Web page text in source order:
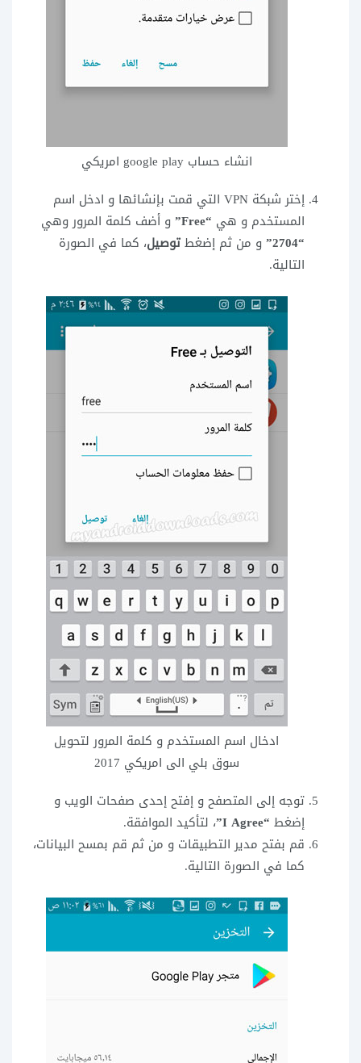
انشاء حساب google play امريكي
إختر شبكة VPN التي قمت بإنشائها و ادخل اسم
المستخدم و هي “Free”
و أضف كلمة المرور وهي
“2704”
و من ثم إضغطتوصيل، كما في الصورة
التالية.
ادخال اسم المستخدم و كلمة المرور لتحويل
سوق بلي الى امريكي 2017
توجه إلى المتصفح و إفتح إحدى صفحات الويب و
إضغط “I Agree”
، لتأكيد الموافقة.
قم بفتح مدير التطبيقات و من ثم قم بمسح البيانات،
كما في الصورة التالية.